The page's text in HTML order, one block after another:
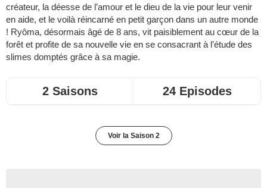
créateur, la déesse de l’amour et le dieu de la vie pour leur venir
en aide, et le voilà réincarné en petit garçon dans un autre monde
! Ryôma, désormais âgé de 8 ans, vit paisiblement au cœur de la
forêt et profite de sa nouvelle vie en se consacrant à l’étude des
slimes domptés grâce à sa magie.
2 Saisons 24 Episodes
Voir la Saison 2